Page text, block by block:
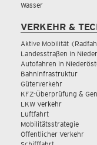
Wasser
VERKEHR &
Aktive Mobilität
Landesstraßen in
Autofahren in
Bahninfrastruktur
Güterverkehr
KFZ-Überprüfung &
LKW Verkehr
Luftfahrt
Mobilitätsstrategie
Öffentlicher Verkehr